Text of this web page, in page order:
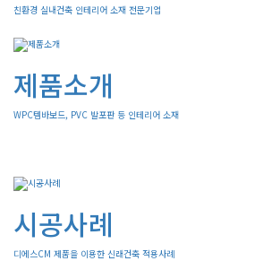
친환경 실내건축 인테리어 소재 전문기업
제품소개
WPC템바보드, PVC 발포판 등 인테리어 소재
시공사례
디에스CM 제품을 이용한 신래건축 적용사례